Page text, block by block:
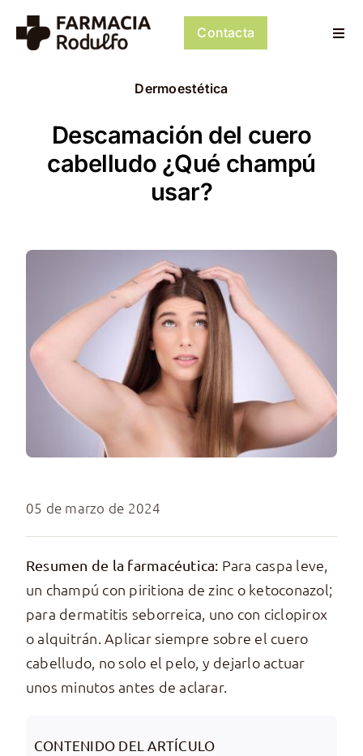
contenido
Psiconeuroinmunología
Dermocosmética
Tienda
Mi cuenta
Contacta
Dermoestética
Descamación del cuero
cabelludo ¿Qué champú
usar?
05 de marzo de 2024
Resumen de la farmacéutica: Para caspa leve,
un champú con piritiona de zinc o ketoconazol;
para dermatitis seborreica, uno con ciclopirox
o alquitrán. Aplicar siempre sobre el cuero
cabelludo, no solo el pelo, y dejarlo actuar
unos minutos antes de aclarar.
CONTENIDO DEL ARTÍCULO